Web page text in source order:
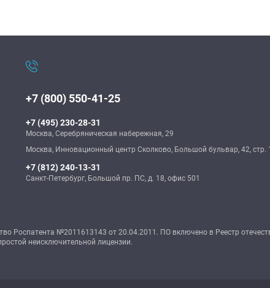
+7 (800) 550-41-25
+7 (495) 230-28-31
Москва, Серебряническая набережная, 29
Москва, Инновационный центр Сколково, Большой бульвар, 42, стр.
+7 (812) 240-13-31
Санкт-Петербург, Большой пр. ПС, д. 18, офис 501
Роспатента №2011613143 от 20.04.2011. ПО включено в Реестр
неисключительной лицензии.